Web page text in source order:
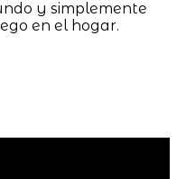
y simplemente
en el hogar.